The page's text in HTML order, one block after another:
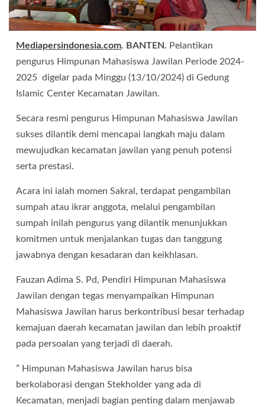
Mediapersindonesia.com. BANTEN. Pelantikan
pengurus Himpunan Mahasiswa Jawilan Periode 2024-
2025 digelar pada Minggu (13/10/2024) di Gedung
Islamic Center Kecamatan Jawilan.
Secara resmi pengurus Himpunan Mahasiswa Jawilan
sukses dilantik demi mencapai langkah maju dalam
mewujudkan kecamatan jawilan yang penuh potensi
serta prestasi.
Acara ini ialah momen Sakral, terdapat pengambilan
sumpah atau ikrar anggota, melalui pengambilan
sumpah inilah pengurus yang dilantik menunjukkan
komitmen untuk menjalankan tugas dan tanggung
jawabnya dengan kesadaran dan keikhlasan.
Fauzan Adima S. Pd, Pendiri Himpunan Mahasiswa
Jawilan dengan tegas menyampaikan Himpunan
Mahasiswa Jawilan harus berkontribusi besar terhadap
kemajuan daerah kecamatan jawilan dan lebih proaktif
pada persoalan yang terjadi di daerah.
” Himpunan Mahasiswa Jawilan harus bisa
berkolaborasi dengan Stekholder yang ada di
Kecamatan, menjadi bagian penting dalam menjawab